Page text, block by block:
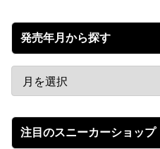
発売年月から探す
注目のスニーカーショップ